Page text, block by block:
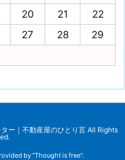
20 21
22
27 28
29
ー｜不動産屋のひとり言All Rights
by "Thought is free".